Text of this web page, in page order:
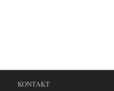
KONTAKT